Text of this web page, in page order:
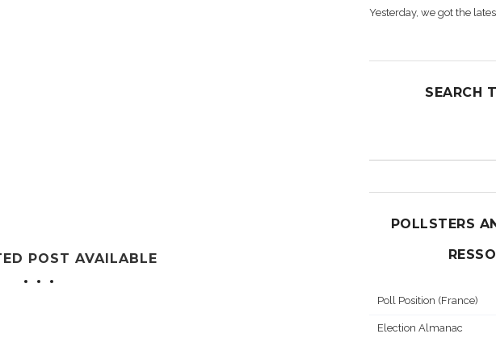
POST AVAILABLE
Yesterday, we got the
SEARCH
POLLSTERS
Poll Position (France)
Election Almanac